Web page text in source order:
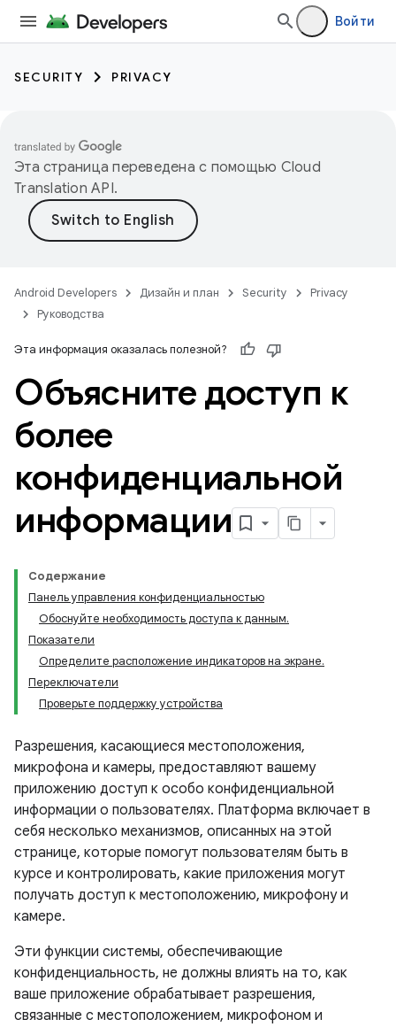
Войти
SECURITY PRIVACY
Эта страница переведена с помощью Cloud
Translation API.
Android Developers Дизайн и план Security
Privacy
Руководства
Эта информация оказалась полезной?
Объясните доступ к
более
конфиденциальной
информации
Содержание
Панель управления конфиденциальностью
Обоснуйте необходимость доступа к данным.
Показатели
Определите расположение индикаторов на экране.
Переключатели
Проверьте поддержку устройства
Разрешения, касающиеся местоположения,
микрофона и камеры, предоставляют вашему
приложению доступ к особо конфиденциальной
информации о пользователях. Платформа включает в
себя несколько механизмов, описанных на этой
странице, которые помогут пользователям быть в
курсе и контролировать, какие приложения могут
получать доступ к местоположению, микрофону и
камере.
Эти функции системы, обеспечивающие
конфиденциальность, не должны влиять на то, как
ваше приложение обрабатывает разрешения,
связанные с местоположением, микрофоном и